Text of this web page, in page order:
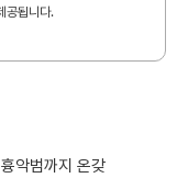
공됩니다.
악범까지 온갖